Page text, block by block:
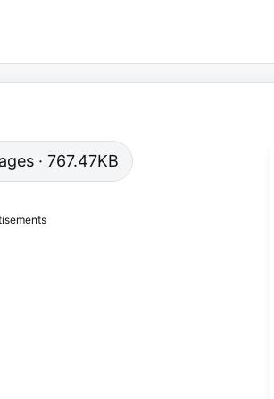
· 767.47KB